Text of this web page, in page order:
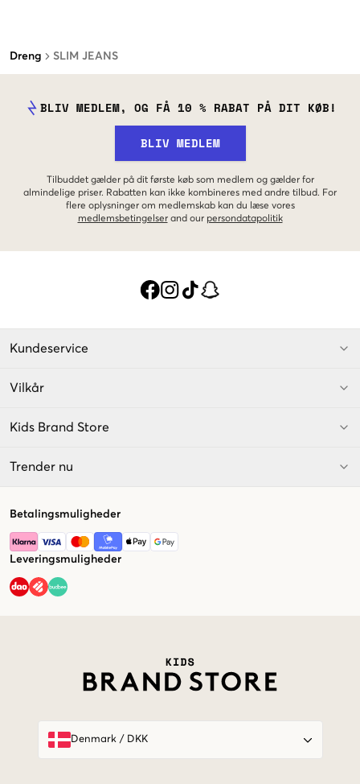
Dreng SLIM JEANS
BLIV MEDLEM, OG FÅ 10 % RABAT PÅ DIT KØB!
BLIV MEDLEM
Tilbuddet gælder på dit første køb som medlem og gælder for
almindelige priser. Rabatten kan ikke kombineres med andre tilbud. For
flere oplysninger om medlemskab kan du læse vores
medlemsbetingelser and our persondatapolitik
Kundeservice
Vilkår
Kids Brand Store
Trender nu
Betalingsmuligheder
Leveringsmuligheder
Denmark/ DKK